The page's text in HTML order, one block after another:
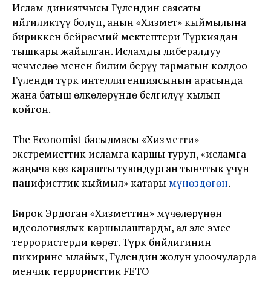
Ислам диниятчысы Гүлендин саясаты
ийгиликтүү болуп, анын «Хизмет» кыймылына
бириккен бейрасмий мектептери Түркиядан
тышкары жайылган. Исламды либералдуу
чечмелөө менен билим берүү тармагын колдоо
Гүленди түрк интеллигенциясынын арасында
жана батыш өлкөлөрүндө белгилүү кылып
койгон.
The Economist басылмасы «Хизметти»
экстремисттик исламга каршы туруп, «исламга
жаңыча көз карашты туюндурган тынчтык үчүн
пацифисттик кыймыл» катары мүнөздөгөн.
Бирок Эрдоган «Хизметтин» мүчөлөрүнөн
идеологиялык каршылаштарды, ал эле эмес
террористерди көрөт. Түрк бийлигинин
пикирине ылайык, Гүлендин жолун улоочуларда
менчик террористтик FETO